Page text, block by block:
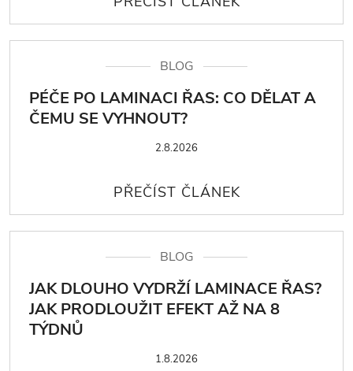
BLOG
PÉČE PO LAMINACI ŘAS: CO DĚLAT A
ČEMU SE VYHNOUT?
2.8.2026
BLOG
JAK DLOUHO VYDRŽÍ LAMINACE ŘAS?
JAK PRODLOUŽIT EFEKT AŽ NA 8
TÝDNŮ
1.8.2026